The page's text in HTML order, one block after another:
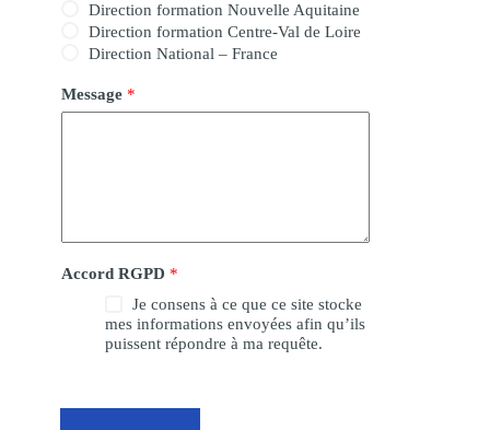
Direction formation Nouvelle Aquitaine
Direction formation Centre-Val de Loire
Direction National – France
Message *
Accord RGPD *
Je consens à ce que ce site stocke
mes informations envoyées afin qu’ils
puissent répondre à ma requête.